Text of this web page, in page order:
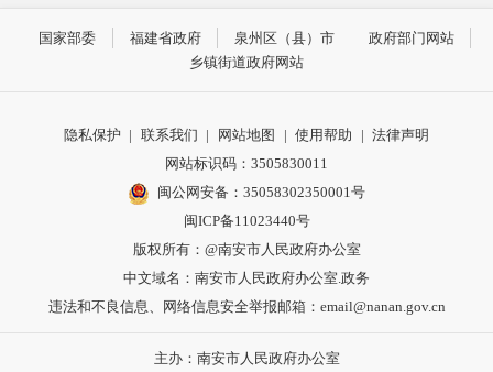
国家部委 福建省政府 泉州区（县）市
政府部门网站
乡镇街道政府网站
隐私保护 | 联系我们 | 网站地图 | 使用帮助 | 法律声明
网站标识码：3505830011
闽公网安备：35058302350001号
闽ICP备11023440号
版权所有：@南安市人民政府办公室
中文域名：南安市人民政府办公室.政务
违法和不良信息、网络信息安全举报邮箱：email@nanan.gov.cn
主办：南安市人民政府办公室